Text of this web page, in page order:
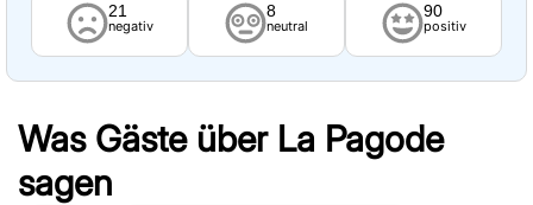
21
negativ
8
neutral
90
positiv
Was Gäste über La Pagode
sagen